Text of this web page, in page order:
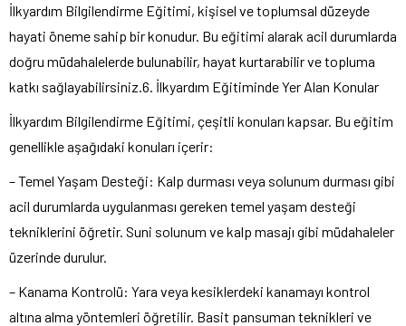
İlkyardım Bilgilendirme Eğitimi, kişisel ve toplumsal düzeyde
hayati öneme sahip bir konudur. Bu eğitimi alarak acil durumlarda
doğru müdahalelerde bulunabilir, hayat kurtarabilir ve topluma
katkı sağlayabilirsiniz.6. İlkyardım Eğitiminde Yer Alan Konular
İlkyardım Bilgilendirme Eğitimi, çeşitli konuları kapsar. Bu eğitim
genellikle aşağıdaki konuları içerir:
– Temel Yaşam Desteği: Kalp durması veya solunum durması gibi
acil durumlarda uygulanması gereken temel yaşam desteği
tekniklerini öğretir. Suni solunum ve kalp masajı gibi müdahaleler
üzerinde durulur.
– Kanama Kontrolü: Yara veya kesiklerdeki kanamayı kontrol
altına alma yöntemleri öğretilir. Basit pansuman teknikleri ve